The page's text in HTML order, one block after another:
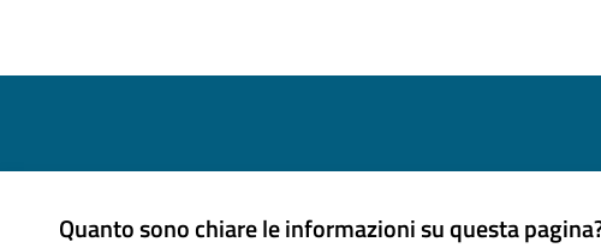
Quanto sono chiare le informazioni su questa